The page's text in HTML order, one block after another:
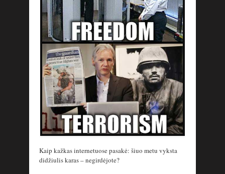
Kaip kažkas internetuose pasakė: šiuo metu vyksta
didžiulis karas – negirdėjote?